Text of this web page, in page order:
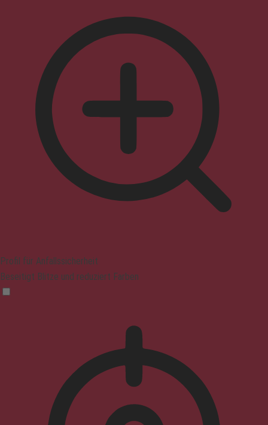
Profil für Anfallssicherheit
Beseitigt Blitze und reduziert Farben